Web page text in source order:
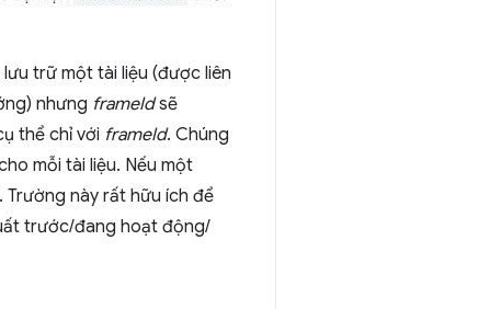
trữ một tài liệu (được liên
nhưng frameIdsẽ
thể chỉ với frameId. Chúng
mỗi tài liệu. Nếu một
Trường này rất hữu ích để
trước/đang hoạt động/